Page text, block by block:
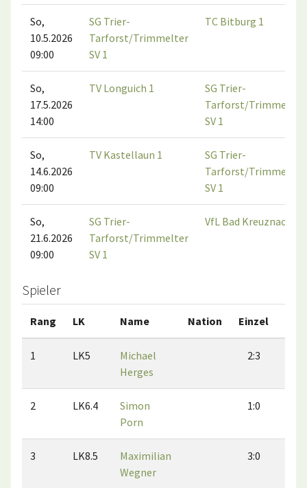
So,
10.5.2026
09:00
SG Trier-
Tarforst/Trimmelter
SV 1
TC Bitburg 1
So,
17.5.2026
14:00
TV Longuich 1
SG Trier-
Tarforst/Trimmelter
SV 1
So,
14.6.2026
09:00
TV Kastellaun 1
SG Trier-
Tarforst/Trimmelter
SV 1
So,
21.6.2026
09:00
SG Trier-
Tarforst/Trimmelter
SV 1
VfL Bad Kreuznach 1
Spieler
Rang LK Name Nation Einzel
1 LK5
Michael
Herges
2:3
2 LK6.4
Simon
Porn
1:0
3 LK8.5
Maximilian
Wegner
3:0